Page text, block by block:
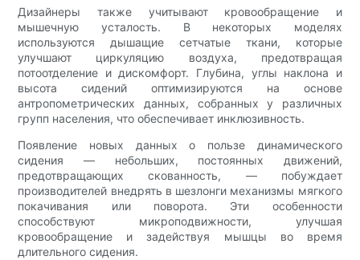
Дизайнеры также учитывают кровообращение и
мышечную усталость. В некоторых моделях
используются дышащие сетчатые ткани, которые
улучшают циркуляцию воздуха, предотвращая
потоотделение и дискомфорт. Глубина, углы наклона и
высота сидений оптимизируются на основе
антропометрических данных, собранных у различных
групп населения, что обеспечивает инклюзивность.
Появление новых данных о пользе динамического
сидения — небольших, постоянных движений,
предотвращающих скованность, — побуждает
производителей внедрять в шезлонги механизмы мягкого
покачивания или поворота. Эти особенности
способствуют микроподвижности, улучшая
кровообращение и задействуя мышцы во время
длительного сидения.